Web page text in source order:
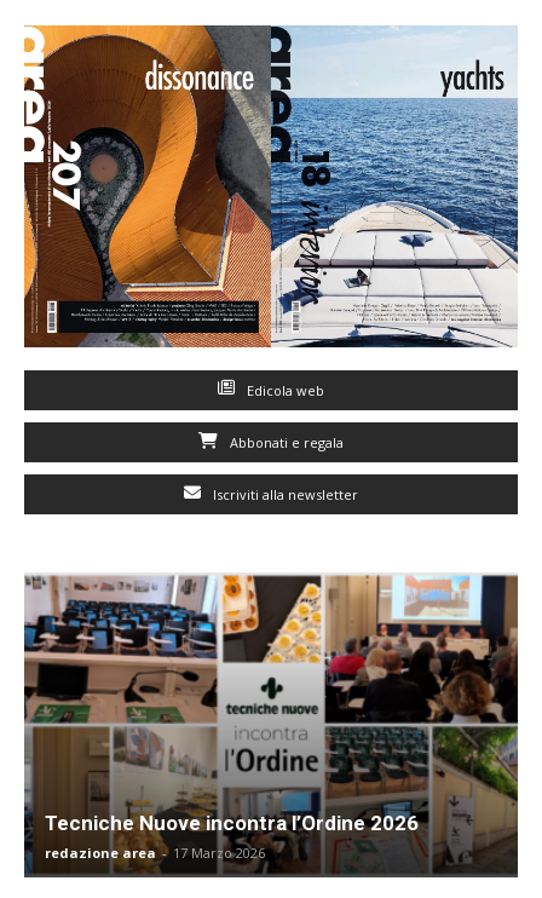
Edicola web
Abbonati e regala
Iscriviti alla newsletter
Tecniche Nuove incontra l’Ordine 2026
redazione area - 17 Marzo 2026